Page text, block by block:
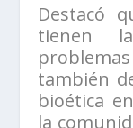
Destacó
tienen
también
bioética
la